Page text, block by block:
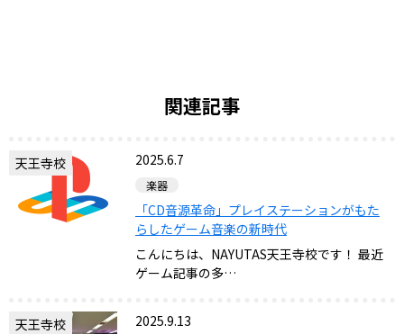
関連記事
天王寺校 2025.6.7
楽器
「CD音源革命」プレイステーションがもた
らしたゲーム音楽の新時代
こんにちは、NAYUTAS天王寺校です！ 最近
ゲーム記事の多…
天王寺校 2025.9.13